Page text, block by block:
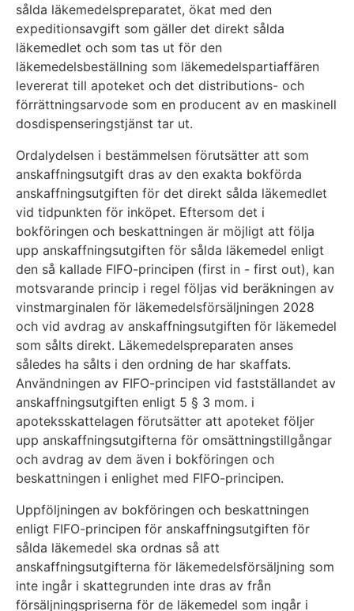
sålda läkemedelspreparatet, ökat med den
expeditionsavgift som gäller det direkt sålda
läkemedlet och som tas ut för den
läkemedelsbeställning som läkemedelspartiaffären
levererat till apoteket och det distributions- och
förrättningsarvode som en producent av en maskinell
dosdispenseringstjänst tar ut.
Ordalydelsen i bestämmelsen förutsätter att som
anskaffningsutgift dras av den exakta bokförda
anskaffningsutgiften för det direkt sålda läkemedlet
vid tidpunkten för inköpet. Eftersom det i
bokföringen och beskattningen är möjligt att följa
upp anskaffningsutgiften för sålda läkemedel enligt
den så kallade FIFO-principen (first in - first out), kan
motsvarande princip i regel följas vid beräkningen av
vinstmarginalen för läkemedelsförsäljningen 2028
och vid avdrag av anskaffningsutgiften för läkemedel
som sålts direkt. Läkemedelspreparaten anses
således ha sålts i den ordning de har skaffats.
Användningen av FIFO-principen vid fastställandet av
anskaffningsutgiften enligt 5 § 3 mom. i
apoteksskattelagen förutsätter att apoteket följer
upp anskaffningsutgifterna för omsättningstillgångar
och avdrag av dem även i bokföringen och
beskattningen i enlighet med FIFO-principen.
Uppföljningen av bokföringen och beskattningen
enligt FIFO-principen för anskaffningsutgiften för
sålda läkemedel ska ordnas så att
anskaffningsutgifterna för läkemedelsförsäljning som
inte ingår i skattegrunden inte dras av från
försäljningspriserna för de läkemedel som ingår i